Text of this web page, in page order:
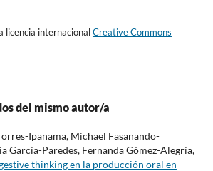
licencia internacionalCreative Commons
del mismo autor/a
Ipanama, Michael Fasanando-
García-Paredes, Fernanda Gómez-Alegría,
thinking en la producción oral en